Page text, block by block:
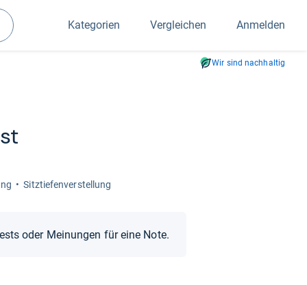
Suchen
Kategorien Vergleichen Anmelden
Wir sind nachhaltig
Sitz­tie­fen­ver­stel­lung
oder Meinungen für eine Note.